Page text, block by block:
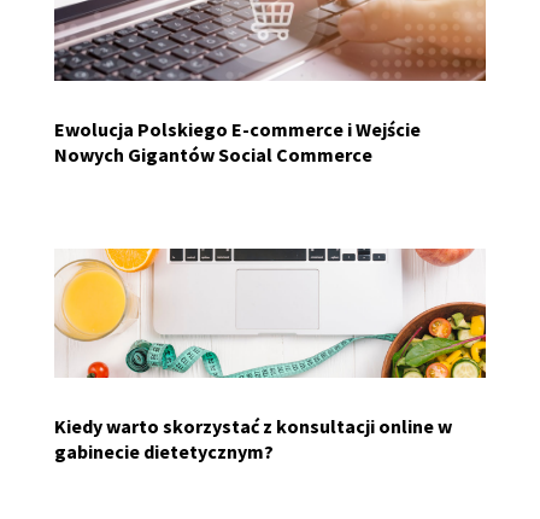
Ewolucja Polskiego E-commerce i Wejście
Nowych Gigantów Social Commerce
Kiedy warto skorzystać z konsultacji online w
gabinecie dietetycznym?